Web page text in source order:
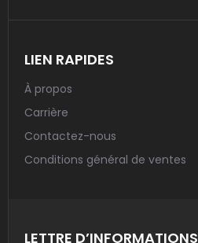
LIEN RAPIDES
À propos
Carrière
Contactez-nous
Conditions général de ventes
LETTRE D’INFORMATIONS